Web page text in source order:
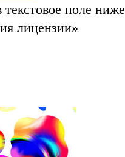
текстовое поле ниже
лицензии»